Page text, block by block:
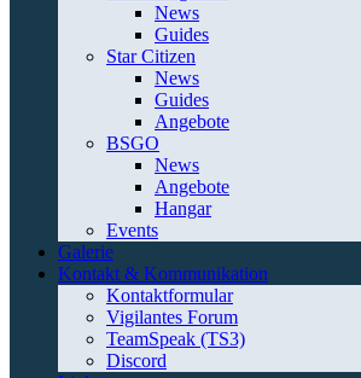
News
Guides
Star Citizen
News
Guides
Angebote
BSGO
News
Angebote
Hangar
Events
Galerie
Kontakt & Kommunikation
Kontaktformular
Vigilantes Forum
TeamSpeak (TS3)
Discord